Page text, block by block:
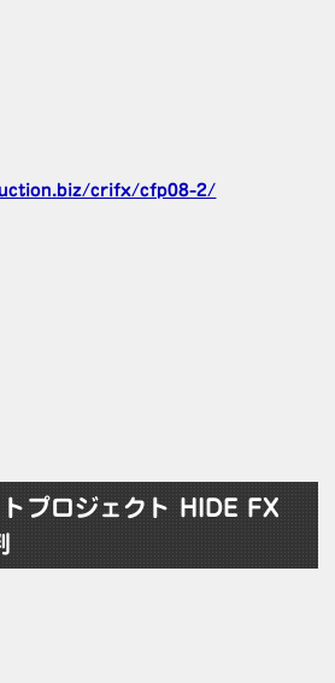
crifx/cfp08-2/
プロジェクト HIDE FX